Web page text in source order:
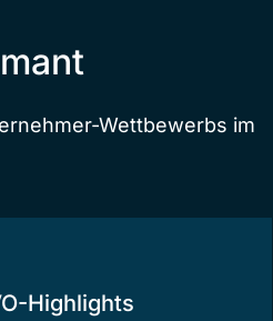
Wettbewerbs im
Highlights